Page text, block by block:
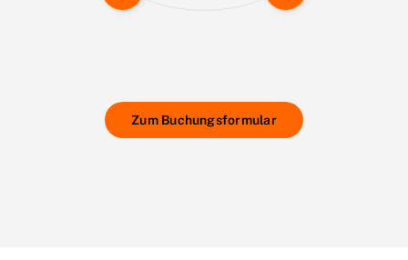
Zum Buchungsformular